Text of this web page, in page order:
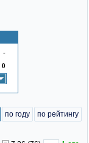
-
0
по году по рейтингу